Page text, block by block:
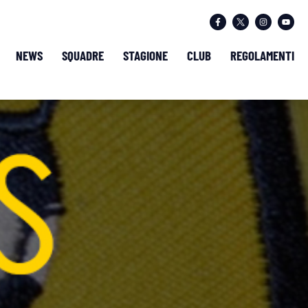
NEWS SQUADRE STAGIONE CLUB REGOLAMENTI